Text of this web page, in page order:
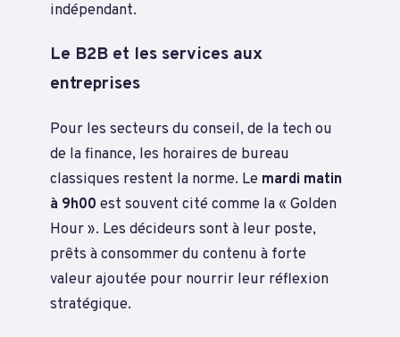
indépendant.
Le B2B et les services aux
entreprises
Pour les secteurs du conseil, de la tech ou
de la finance, les horaires de bureau
classiques restent la norme. Le mardi matin
à 9h00 est souvent cité comme la « Golden
Hour ». Les décideurs sont à leur poste,
prêts à consommer du contenu à forte
valeur ajoutée pour nourrir leur réflexion
stratégique.